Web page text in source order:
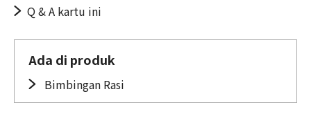
Q & A kartu ini
Ada di produk
Bimbingan Rasi